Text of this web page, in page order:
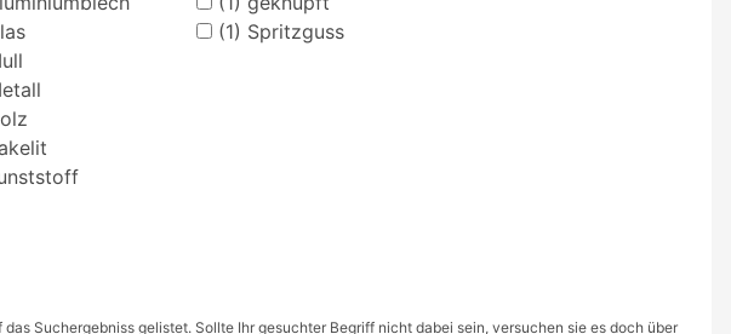
(1) Spritzguss
Suchergebniss gelistet. Sollte Ihr gesuchter Begriff nicht dabei sein, versuchen sie es doch über